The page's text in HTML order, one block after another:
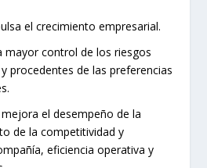
el crecimiento empresarial.
mayor control de los riesgos
procedentes de las preferencias
mejora el desempeño de la
de la competitividad y
eficiencia operativa y